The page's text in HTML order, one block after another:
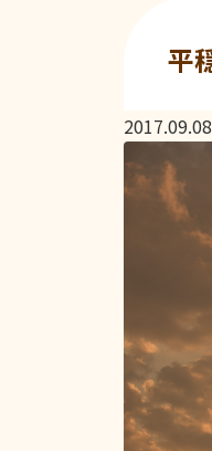
平
2017.09.08